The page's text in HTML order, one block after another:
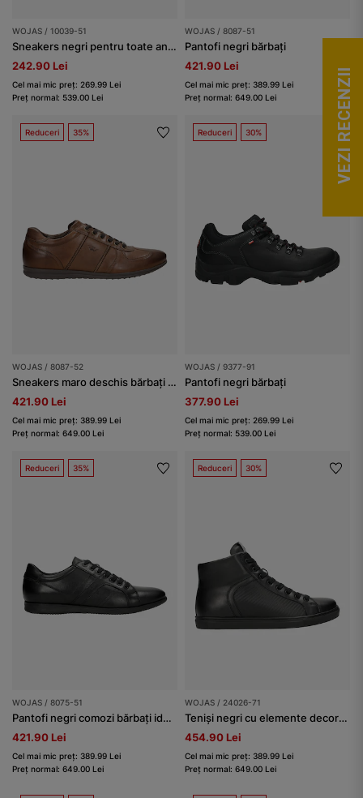
WOJAS / 10039-51
Sneakers negri pentru toate anotimpurile din piele granulată bărbați
242.90 Lei
Cel mai mic preț: 269.99 Lei
Preț normal: 539.00 Lei
WOJAS / 8087-51
Pantofi negri bărbați
421.90 Lei
Cel mai mic preț: 389.99 Lei
Preț normal: 649.00 Lei
Reduceri 35%
WOJAS / 8087-52
Sneakers maro deschis bărbați din piele granulată
421.90 Lei
Cel mai mic preț: 389.99 Lei
Preț normal: 649.00 Lei
Reduceri 30%
WOJAS / 9377-91
Pantofi negri bărbați
377.90 Lei
Cel mai mic preț: 269.99 Lei
Preț normal: 539.00 Lei
Reduceri 35%
WOJAS / 8075-51
Pantofi negri comozi bărbați ideali zilnic
421.90 Lei
Cel mai mic preț: 389.99 Lei
Preț normal: 649.00 Lei
Reduceri 30%
WOJAS / 24026-71
Teniși negri cu elemente decorative bărbați
454.90 Lei
Cel mai mic preț: 389.99 Lei
Preț normal: 649.00 Lei
VEZI RECENZII